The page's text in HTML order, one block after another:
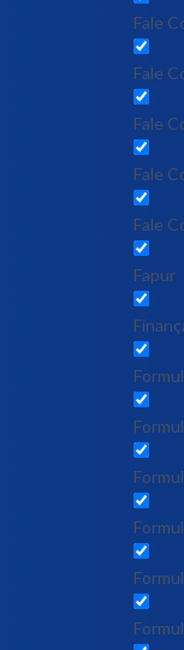
Fale
Fale
Fale
Fale
Fale
Fapur